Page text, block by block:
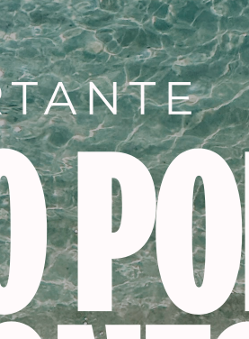
uña, la matizamos con el taco
de Primer Acid Free. 3. Aplicamos
del grosos que le
En el caso de querer construir la
con el mismo pincel del bote.
encima de una placa de uña sana y